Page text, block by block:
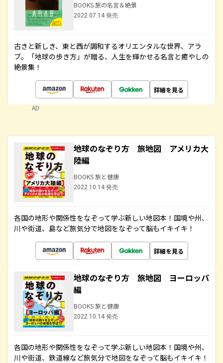
BOOKS 旅の名言＆絶景
2022.07.14 発売
古きと新しき、東と西が調和するオリエンタルな世界、アラ
ブ。「地球の歩き方」が贈る、人生を輝かせる名言と癒やしの
絶景集！
詳細を見る
AD
地球のなぞり方 旅地図 アメリカ大
陸編
BOOKS 旅と健康
2022.10.14 発売
各国の地形や関係性をなぞって学ぶ新しい地図本！国境や州、
川や街道、島など旅気分で地図をなぞって脳もイキイキ！
詳細を見る
地球のなぞり方 旅地図 ヨーロッパ
編
BOOKS 旅と健康
2022.10.14 発売
各国の地形や関係性をなぞって学ぶ新しい地図本！国境や州、
川や街道、鉄道線など旅気分で地図をなぞって脳もイキイキ！